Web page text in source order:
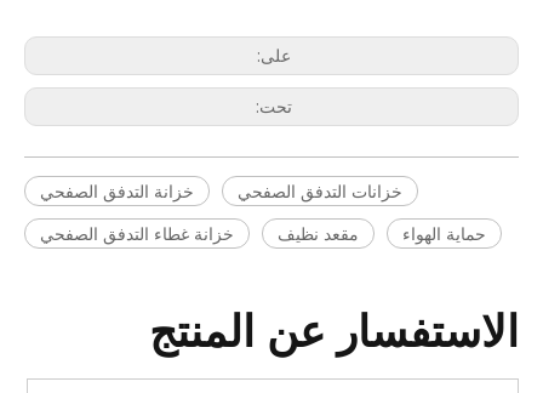
على:
تحت:
خزانة التدفق الصفحي
خزانات التدفق الصفحي
خزانة غطاء التدفق الصفحي
مقعد نظيف حماية الهواء
الاستفسار عن المنتج